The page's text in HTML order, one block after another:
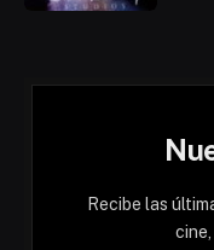
Recibe las